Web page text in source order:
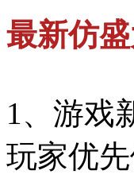
最新仿
1、游戏
玩家优